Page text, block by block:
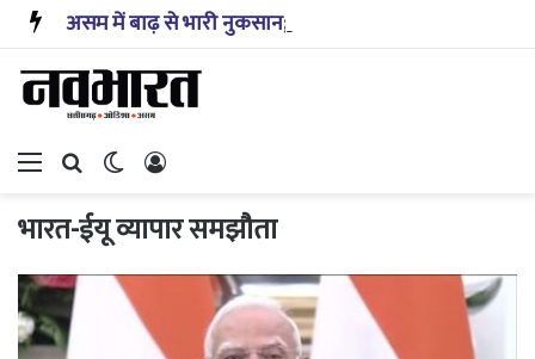
Menu Search forSwitch skin
भारत-ईयू व्यापार समझौता